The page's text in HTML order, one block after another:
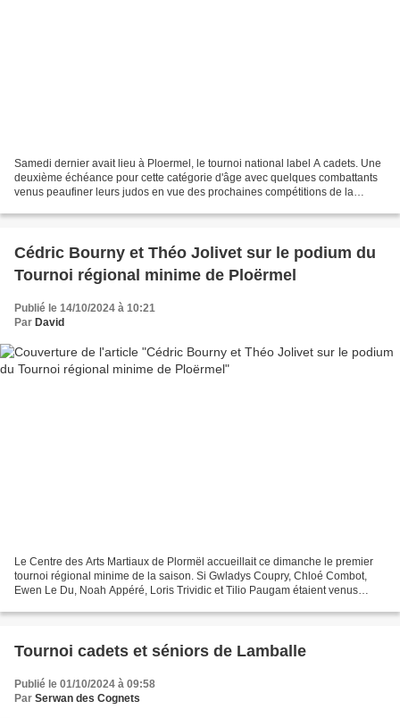
Samedi dernier avait lieu à Ploermel, le tournoi national label A cadets. Une
deuxième échéance pour cette catégorie d'âge avec quelques combattants
venus peaufiner leurs judos en vue des prochaines compétitions de la
Cédric Bourny et Théo Jolivet sur le podium du
Tournoi régional minime de Ploërmel
Publié le 14/10/2024 à 10:21
Par David
Le Centre des Arts Martiaux de Plormël accueillait ce dimanche le premier
tournoi régional minime de la saison. Si Gwladys Coupry, Chloé Combot,
Ewen Le Du, Noah Appéré, Loris Trividic et Tilio Paugam étaient venus
Tournoi cadets et séniors de Lamballe
Publié le 01/10/2024 à 09:58
Par Serwan des Cognets